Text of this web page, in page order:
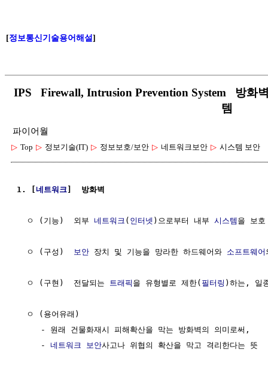
[정보통신기술용어해설]
IPS Firewall, Intrusion Prevention System 방화
템
파이어월
▷ Top ▷ 정보기술(IT) ▷ 정보보호/보안 ▷ 네트워크보안 ▷ 시스템 보안
1. [네트워크]  방화벽
  ㅇ (기능)  외부
네트워크 ( 인터넷 )으로부터 내부 시스템 을 보호
  ㅇ (구성)
보안 장치 및 기능을 망라한 하드웨어와 소프트웨어
  ㅇ (구현)  전달되는
트래픽 을 유형별로 제한( 필터링 )하는, 일
  ㅇ (용어유래)
     - 원래 건물화재시 피해확산을 막는 방화벽의 의미로써,
     -
네트워크 보안사고나 위협의 확산을 막고 격리한다는 뜻